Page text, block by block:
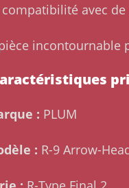
compatibilité avec
incontournable
: PLUM
: R-9 Arrow-